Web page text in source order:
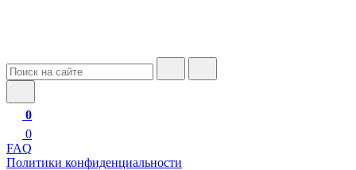
0
0
FAQ
Политики конфиденциальности